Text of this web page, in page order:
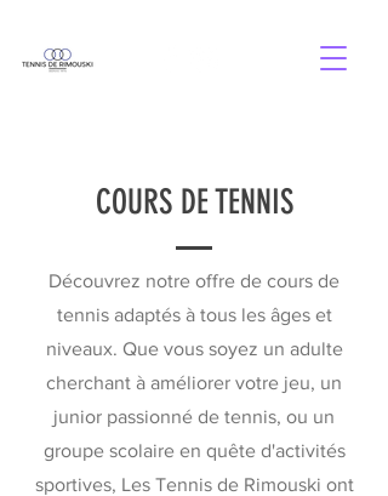
COURS DE TENNIS
Découvrez notre offre de cours de
tennis adaptés à tous les âges et
niveaux. Que vous soyez un adulte
cherchant à améliorer votre jeu, un
junior passionné de tennis, ou un
groupe scolaire en quête d'activités
sportives, Les Tennis de Rimouski ont